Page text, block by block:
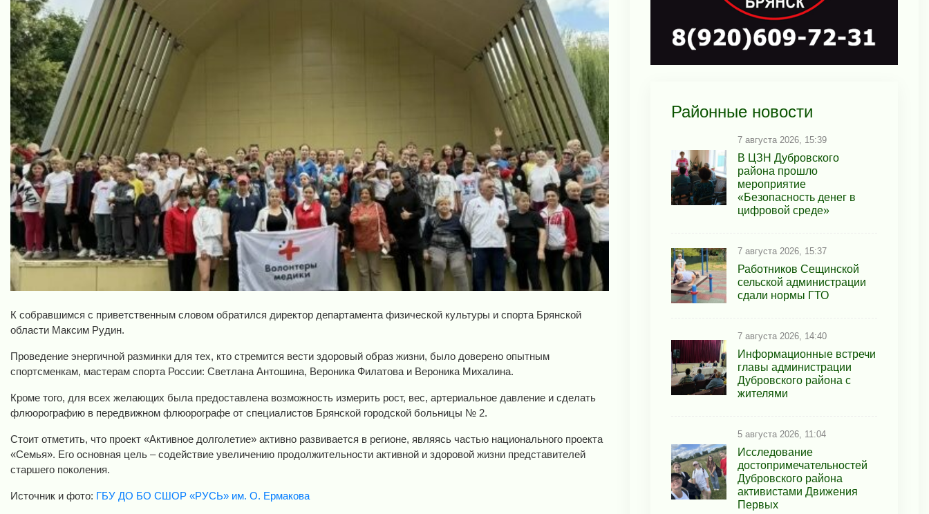
К собравшимся с приветственным словом обратился директор департамента физической культуры и спорта Брянской
области Максим Рудин.
Проведение энергичной разминки для тех, кто стремится вести здоровый образ жизни, было доверено опытным
спортсменкам, мастерам спорта России: Светлана Антошина, Вероника Филатова и Вероника Михалина.
Кроме того, для всех желающих была предоставлена возможность измерить рост, вес, артериальное давление и сделать
флюорографию в передвижном флюорографе от специалистов Брянской городской больницы № 2.
Стоит отметить, что проект «Активное долголетие» активно развивается в регионе, являясь частью национального проекта
«Семья». Его основная цель – содействие увеличению продолжительности активной и здоровой жизни представителей
старшего поколения.
Источник и фото: ГБУ ДО БО СШОР «РУСЬ» им. О. Ермакова
Районные новости
7 августа 2026, 15:39
В ЦЗН Дубровского
района прошло
мероприятие
«Безопасность денег в
цифровой среде»
7 августа 2026, 15:37
Работников Сещинской
сельской администрации
сдали нормы ГТО
7 августа 2026, 14:40
Информационные встречи
главы администрации
Дубровского района с
жителями
5 августа 2026, 11:04
Исследование
достопримечательностей
Дубровского района
активистами Движения
Первых